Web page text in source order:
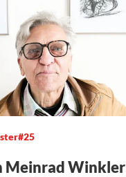
Meinrad Winkler